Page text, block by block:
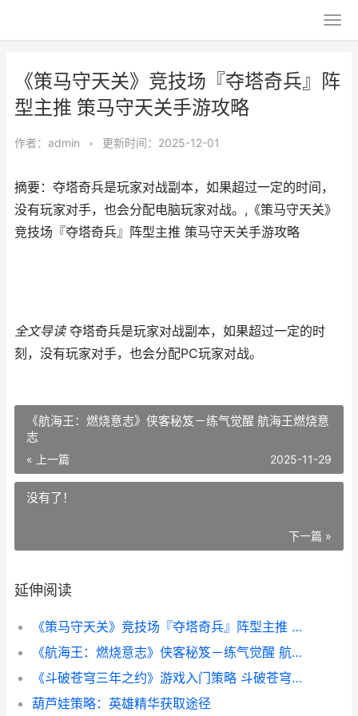
《策马守天关》竞技场『夺塔奇兵』阵
型主推 策马守天关手游攻略
作者： admin • 更新时间：2025-12-01
摘要：夺塔奇兵是玩家对战副本，如果超过一定的时间，
没有玩家对手，也会分配电脑玩家对战。,《策马守天关》
竞技场『夺塔奇兵』阵型主推 策马守天关手游攻略
全文导读夺塔奇兵是玩家对战副本，如果超过一定的时
刻，没有玩家对手，也会分配PC玩家对战。
《航海王：燃烧意志》侠客秘笈－练气觉醒 航海王燃烧意
志
« 上一篇 2025-11-29
没有了！
下一篇 »
延伸阅读
《策马守天关》竞技场『夺塔奇兵』阵型主推 策马守天关手游攻略
《航海王：燃烧意志》侠客秘笈－练气觉醒 航海王燃烧意志
《斗破苍穹三年之约》游戏入门策略 斗破苍穹三年之约在线观看视频
葫芦娃策略：英雄精华获取途径